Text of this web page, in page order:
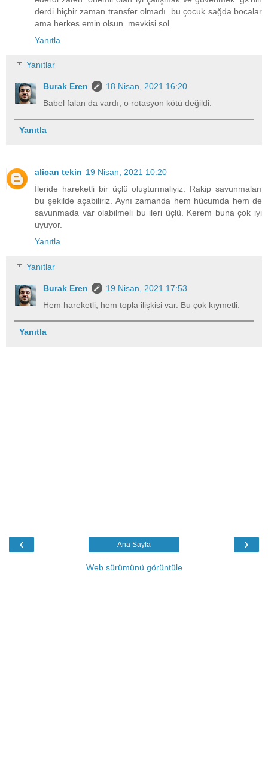
derdi hiçbir zaman transfer olmadı. bu çocuk sağda bocalar
ama herkes emin olsun. mevkisi sol.
Yanıtla
Yanıtlar
Burak Eren
18 Nisan, 2021 16:20
Babel falan da vardı, o rotasyon kötü değildi.
Yanıtla
alican tekin 19 Nisan, 2021 10:20
İleride hareketli bir üçlü oluşturmaliyiz. Rakip savunmaları
bu şekilde açabiliriz. Aynı zamanda hem hücumda hem de
savunmada var olabilmeli bu ileri üçlü. Kerem buna çok iyi
uyuyor.
Yanıtla
Yanıtlar
Burak Eren
19 Nisan, 2021 17:53
Hem hareketli, hem topla ilişkisi var. Bu çok kıymetli.
Yanıtla
‹ ›
Ana Sayfa
Web sürümünü görüntüle